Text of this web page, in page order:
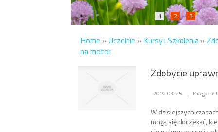
1 2 3
Home » Uczelnie » Kursy i Szkolenia »
na motor
Zdobycie
2019-03-25 | Kategoria:
W dzisiejszych
mogą się doczekać,